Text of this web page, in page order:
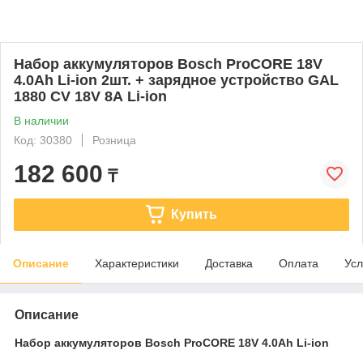
Набор аккумуляторов Bosch ProCORE 18V
4.0Ah Li-ion 2шт. + зарядное устройство GAL
1880 CV 18V 8А Li-ion
В наличии
Код: 30380
Розница
182 600 ₸
Купить
Описание Характеристики Доставка Оплата
Описание
Набор аккумуляторов Bosch ProCORE 18V 4.0Ah Li-ion